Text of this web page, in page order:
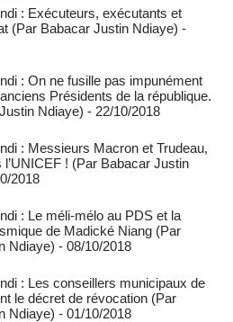
: Exécuteurs, exécutants et
(Par Babacar Justin Ndiaye) -
: On ne fusille pas impunément
Présidents de la république.
Ndiaye) - 22/10/2018
: Messieurs Macron et Trudeau,
l’UNICEF ! (Par Babacar Justin
2018
: Le méli-mélo au PDS et la
de Madické Niang (Par
Ndiaye) - 08/10/2018
: Les conseillers municipaux de
le décret de révocation (Par
Ndiaye) - 01/10/2018